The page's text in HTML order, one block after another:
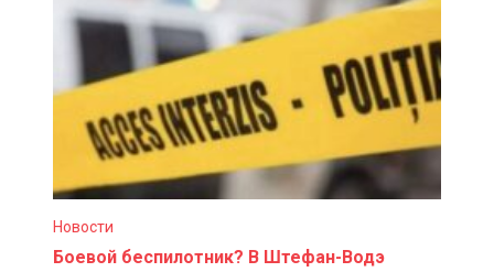
Новости
Боевой беспилотник? В Штефан-Водэ